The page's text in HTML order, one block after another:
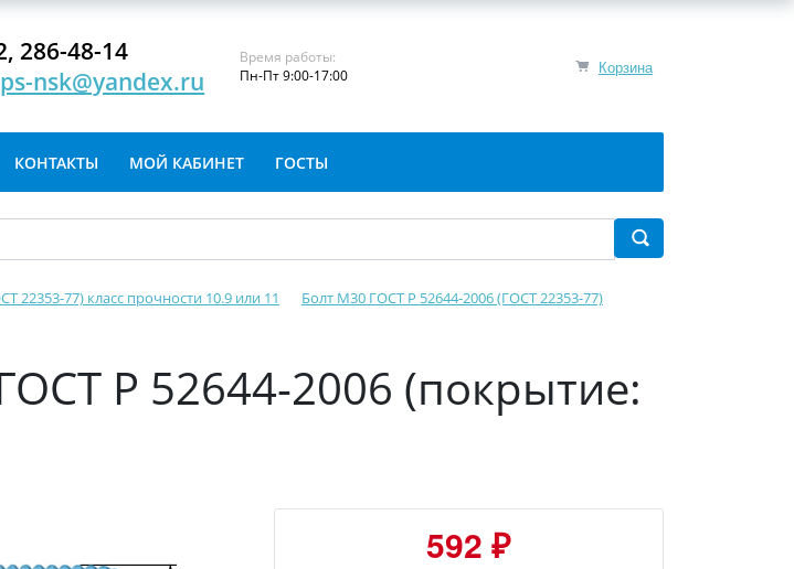
Корзина
286-48-14
nsk@yandex.ru
Время работы:
Пн-Пт 9:00-17:00
КОНТАКТЫ МОЙ КАБИНЕТ ГОСТЫ
22353-77) класс прочности 10.9 или 11
Болт М30 ГОСТ Р 52644-2006 (ГОСТ 22353-77)
Р 52644-2006 (покрытие:
592 ₽